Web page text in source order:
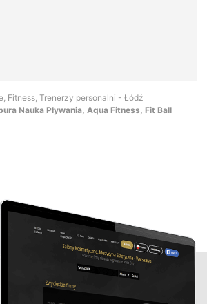
Fitness, Trenerzy personalni - Łódź
Nauka Pływania, Aqua Fitness, Fit Ball